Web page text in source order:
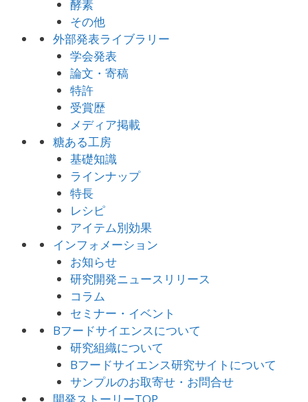
酵素
その他
外部発表ライブラリー
学会発表
論文・寄稿
特許
受賞歴
メディア掲載
糖ある工房
基礎知識
ラインナップ
特長
レシピ
アイテム別効果
インフォメーション
お知らせ
研究開発ニュースリリース
コラム
セミナー・イベント
Bフードサイエンスについて
研究組織について
Bフードサイエンス研究サイトについて
サンプルのお取寄せ・お問合せ
開発ストーリーTOP